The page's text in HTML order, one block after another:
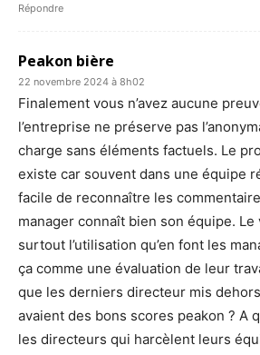
Répondre
Peakon bière
22 novembre 2024 à 8h02
Finalement vous n’avez aucune
l’entreprise ne préserve pas
charge sans éléments factuels. Le
existe car souvent dans une équipe
facile de reconnaître les
manager connaît bien son équipe.
surtout l’utilisation qu’en font les
ça comme une évaluation de leur
que les derniers directeur mis
avaient des bons scores peakon ? A
les directeurs qui harcèlent leurs